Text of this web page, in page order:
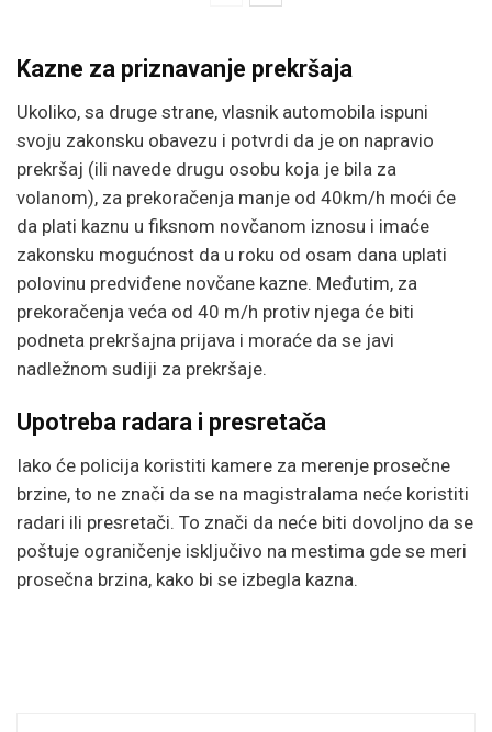
Kazne za priznavanje prekršaja
Ukoliko, sa druge strane, vlasnik automobila ispuni
svoju zakonsku obavezu i potvrdi da je on napravio
prekršaj (ili navede drugu osobu koja je bila za
volanom), za prekoračenja manje od 40km/h moći će
da plati kaznu u fiksnom novčanom iznosu i imaće
zakonsku mogućnost da u roku od osam dana uplati
polovinu predviđene novčane kazne. Međutim, za
prekoračenja veća od 40 m/h protiv njega će biti
podneta prekršajna prijava i moraće da se javi
nadležnom sudiji za prekršaje.
Upotreba radara i presretača
Iako će policija koristiti kamere za merenje prosečne
brzine, to ne znači da se na magistralama neće koristiti
radari ili presretači. To znači da neće biti dovoljno da se
poštuje ograničenje isključivo na mestima gde se meri
prosečna brzina, kako bi se izbegla kazna.